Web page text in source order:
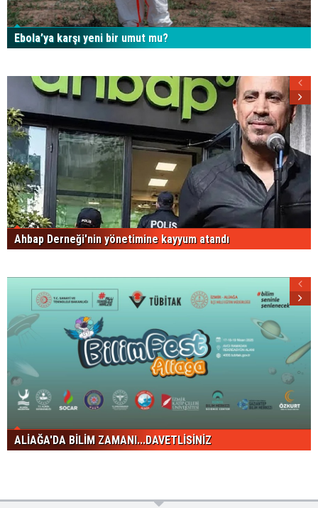
Ebola’ya karşı yeni bir umut mu?
Ahbap Derneği'nin yönetimine kayyum atandı
ALİAĞA'DA BİLİM ZAMANI...DAVETLİSİNİZ